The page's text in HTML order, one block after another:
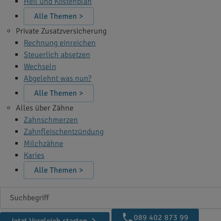
Alle Themen >
Private Zusatzversicherung
Rechnung einreichen
Steuerlich absetzen
Wechseln
Abgelehnt was nun?
Alle Themen >
Alles über Zähne
Zahnschmerzen
Zahnfleischentzündung
Milchzähne
Karies
Alle Themen >
Suchbegriff
089 402 873 99